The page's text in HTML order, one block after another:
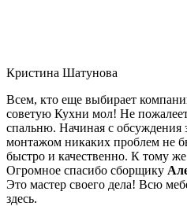
Кристина Шатунова
Всем, кто еще выбирает
советую Кухни мол! Не
спальню. Начиная с обсуждения
монтажом никаких проблем не
быстро и качественно. К тому
Огромное спасибо сборщику
Это мастер своего дела! Всю
здесь.